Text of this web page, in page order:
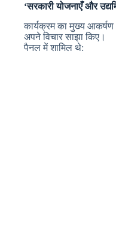
‘सरकारी योजनाएँ और
कार्यक्रम का मुख्य आकर्षण
अपने विचार साझा किए।
पैनल में शामिल थे: